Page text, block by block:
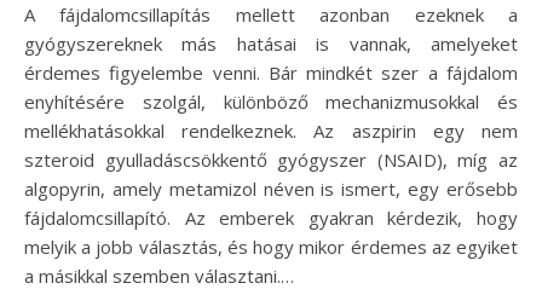
A fájdalomcsillapítás mellett azonban ezeknek a
gyógyszereknek más hatásai is vannak, amelyeket
érdemes figyelembe venni. Bár mindkét szer a fájdalom
enyhítésére szolgál, különböző mechanizmusokkal és
mellékhatásokkal rendelkeznek. Az aszpirin egy nem
szteroid gyulladáscsökkentő gyógyszer (NSAID), míg az
algopyrin, amely metamizol néven is ismert, egy erősebb
fájdalomcsillapító. Az emberek gyakran kérdezik, hogy
melyik a jobb választás, és hogy mikor érdemes az egyiket
a másikkal szemben választani.…